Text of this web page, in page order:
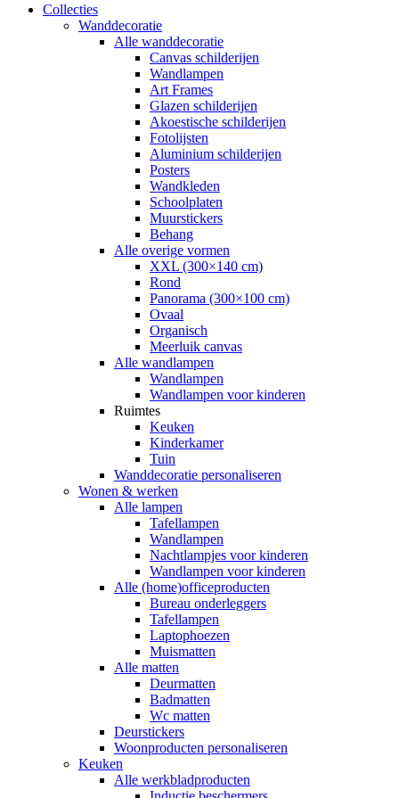
Collecties
Wanddecoratie
Alle wanddecoratie
Canvas schilderijen
Wandlampen
Art Frames
Glazen schilderijen
Akoestische schilderijen
Fotolijsten
Aluminium schilderijen
Posters
Wandkleden
Schoolplaten
Muurstickers
Behang
Alle overige vormen
XXL (300×140 cm)
Rond
Panorama (300×100 cm)
Ovaal
Organisch
Meerluik canvas
Alle wandlampen
Wandlampen
Wandlampen voor kinderen
Ruimtes
Keuken
Kinderkamer
Tuin
Wanddecoratie personaliseren
Wonen & werken
Alle lampen
Tafellampen
Wandlampen
Nachtlampjes voor kinderen
Wandlampen voor kinderen
Alle (home)officeproducten
Bureau onderleggers
Tafellampen
Laptophoezen
Muismatten
Alle matten
Deurmatten
Badmatten
Wc matten
Deurstickers
Woonproducten personaliseren
Keuken
Alle werkbladproducten